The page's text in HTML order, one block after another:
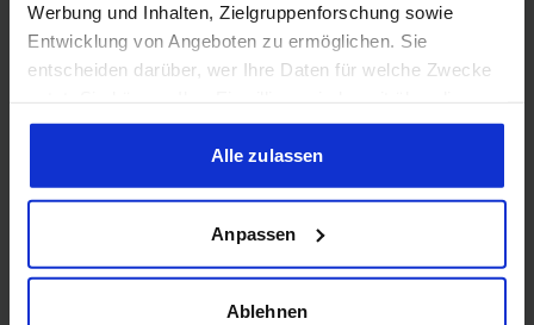
Werbung und Inhalten, Zielgruppenforschung sowie
Entwicklung von Angeboten zu ermöglichen. Sie
entscheiden darüber, wer Ihre Daten für welche Zwecke
Cookie-Erklärung oder durch Klicken auf das Privacy
Trigger Symbol ändern oder widerrufen
Informationen über Ihre geografische Lage erfassen,
welche bis auf einige Meter genau sein können
Ihr Gerät durch aktives Scannen nach bestimmten
Alle zulassen
Anpassen
Ablehnen
ECC-
Unterstützung
❌ ✔️
Grafik
iGPU ✔️ ✔️